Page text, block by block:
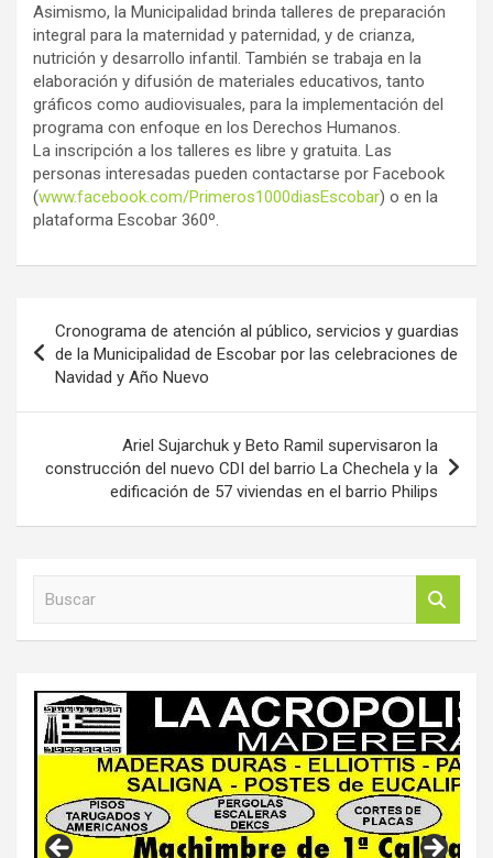
Asimismo, la Municipalidad brinda talleres de preparación
integral para la maternidad y paternidad, y de crianza,
nutrición y desarrollo infantil. También se trabaja en la
elaboración y difusión de materiales educativos, tanto
gráficos como audiovisuales, para la implementación del
programa con enfoque en los Derechos Humanos.
La inscripción a los talleres es libre y gratuita. Las
personas interesadas pueden contactarse por Facebook
(www.facebook.com/Primeros1000diasEscobar) o en la
plataforma Escobar 360º.
de
entradas
Cronograma de atención al público, servicios y guardias
de la Municipalidad de Escobar por las celebraciones de
Navidad y Año Nuevo
Ariel Sujarchuk y Beto Ramil supervisaron la
construcción del nuevo CDI del barrio La Chechela y la
edificación de 57 viviendas en el barrio Philips
r